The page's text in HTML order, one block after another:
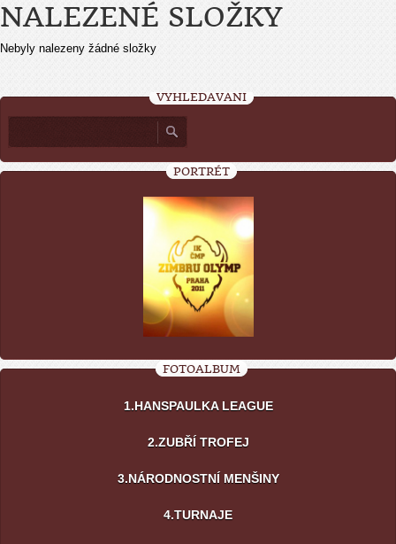
NALEZENÉ SLOŽKY
Nebyly nalezeny žádné složky
VYHLEDÁVÁNÍ
PORTRÉT
FOTOALBUM
1.HANSPAULKA LEAGUE
2.ZUBŘÍ TROFEJ
3.NÁRODNOSTNÍ MENŠINY
4.TURNAJE